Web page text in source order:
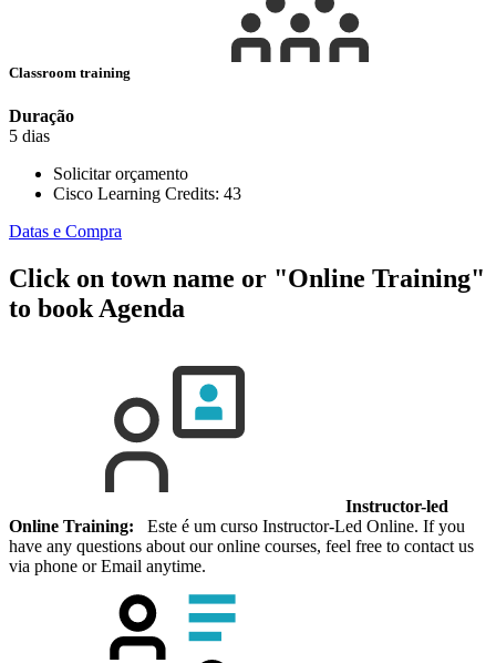
Classroom training
Duração
5 dias
Solicitar orçamento
Cisco Learning Credits: 43
Datas e Compra
Click on town name or "Online Training"
to book Agenda
Instructor-led
Online Training: Este é um curso Instructor-Led Online. If you
have any questions about our online courses, feel free to contact us
via phone or Email anytime.